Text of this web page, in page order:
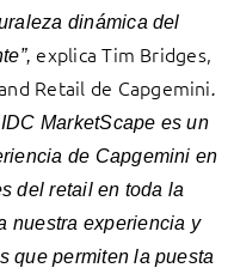
dinámica del
explica Tim Bridges,
Retail de Capgemini.
MarketScape es un
de Capgemini en
del retail en toda la
nuestra experiencia y
que permiten la puesta